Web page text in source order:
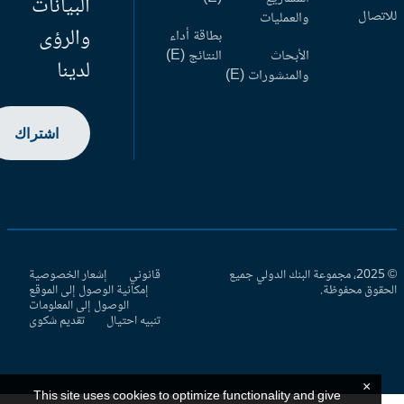
والعمليات
الأبحاث
والمنشورات (E)
بطاقة أداء
النتائج (E)
والرؤى
لدينا
اشتراك
© 2025، مجموعة البنك الدولي جميع
محفوظة.
قانوني إشعار الخصوصية
إمكانية الوصول إلى الموقع
الوصول إلى المعلومات
تنبيه احتيال تقديم شكوى
This site uses cookies to optimize functionality and give ×